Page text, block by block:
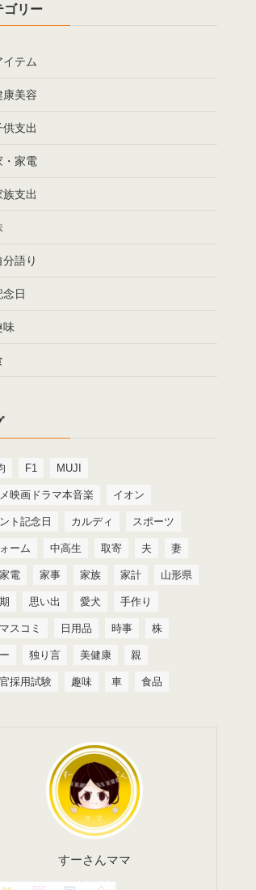
ゴリー
イテム
康美容
供支出
・家電
族支出
分語り
念日
味
F1 MUJI
映画ドラマ本音楽 イオン
ト記念日 カルディ スポーツ
ーム 中高生 取寄 夫 妻
電 家事 家族 家計 山形県
思い出 愛犬 手作り
スコミ 日用品 時事 株
独り言 美健康 親
採用試験 趣味 車 食品
すーさんママ